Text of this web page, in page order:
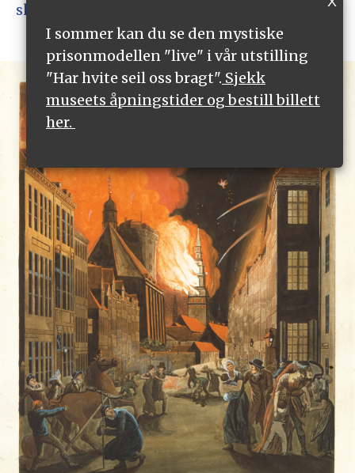
I sommer kan du se den mystiske
prisonmodellen "live" i vår utstilling
"Har hvite seil oss bragt". Sjekk
museets åpningstider og bestill billett
her.
skipet.